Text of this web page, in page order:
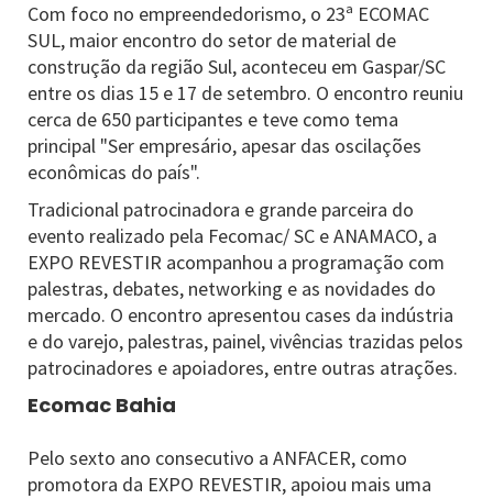
Com foco no empreendedorismo, o 23ª ECOMAC
SUL, maior encontro do setor de material de
construção da região Sul, aconteceu em Gaspar/SC
entre os dias 15 e 17 de setembro. O encontro reuniu
cerca de 650 participantes e teve como tema
principal "Ser empresário, apesar das oscilações
econômicas do país".
Tradicional patrocinadora e grande parceira do
evento realizado pela Fecomac/ SC e ANAMACO, a
EXPO REVESTIR acompanhou a programação com
palestras, debates, networking e as novidades do
mercado. O encontro apresentou cases da indústria
e do varejo, palestras, painel, vivências trazidas pelos
patrocinadores e apoiadores, entre outras atrações.
Ecomac Bahia
Pelo sexto ano consecutivo a ANFACER, como
promotora da EXPO REVESTIR, apoiou mais uma